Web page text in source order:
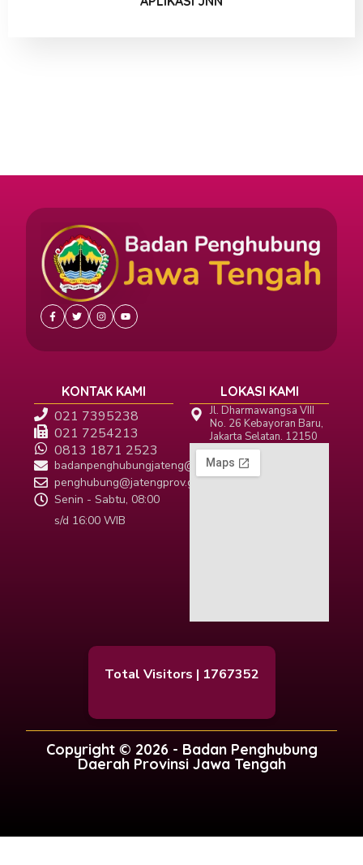
KONTAK KAMI
021 7395238
021 7254213
0813 1871 2523
badanpenghubungjateng@gmail.com
penghubung@jatengprov.go.id
Senin - Sabtu, 08:00
s/d 16:00 WIB
LOKASI KAMI
Jl. Dharmawangsa VIII
No. 26 Kebayoran Baru,
Jakarta Selatan. 12150
Total Visitors | 1767352
Copyright © 2026 - Badan Penghubung
Daerah Provinsi Jawa Tengah